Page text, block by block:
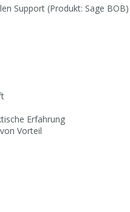
Support (Produkt: Sage BOB)
Erfahrung
Vorteil